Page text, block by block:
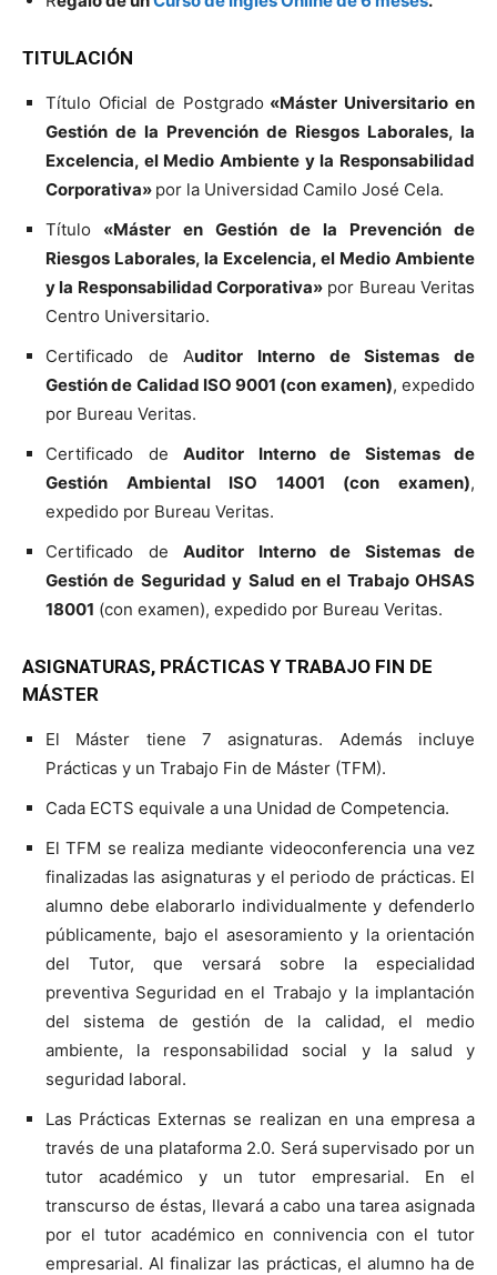
TITULACIÓN
Título Oficial de Postgrado «Máster Universitario en
Gestión de la Prevención de Riesgos Laborales, la
Excelencia, el Medio Ambiente y la Responsabilidad
Corporativa» por la Universidad Camilo José Cela.
Título «Máster en Gestión de la Prevención de
Riesgos Laborales, la Excelencia, el Medio Ambiente
y la Responsabilidad Corporativa» por Bureau Veritas
Centro Universitario.
Certificado de Auditor Interno de Sistemas de
Gestión de Calidad ISO 9001 (con examen), expedido
por Bureau Veritas.
Certificado de Auditor Interno de Sistemas de
Gestión Ambiental ISO 14001 (con examen),
expedido por Bureau Veritas.
Certificado de Auditor Interno de Sistemas de
Gestión de Seguridad y Salud en el Trabajo OHSAS
18001 (con examen), expedido por Bureau Veritas.
ASIGNATURAS, PRÁCTICAS Y TRABAJO FIN DE
MÁSTER
El Máster tiene 7 asignaturas. Además incluye
Prácticas y un Trabajo Fin de Máster (TFM).
Cada ECTS equivale a una Unidad de Competencia.
El TFM se realiza mediante videoconferencia una vez
finalizadas las asignaturas y el periodo de prácticas. El
alumno debe elaborarlo individualmente y defenderlo
públicamente, bajo el asesoramiento y la orientación
del Tutor, que versará sobre la especialidad
preventiva Seguridad en el Trabajo y la implantación
del sistema de gestión de la calidad, el medio
ambiente, la responsabilidad social y la salud y
seguridad laboral.
Las Prácticas Externas se realizan en una empresa a
través de una plataforma 2.0. Será supervisado por un
tutor académico y un tutor empresarial. En el
transcurso de éstas, llevará a cabo una tarea asignada
por el tutor académico en connivencia con el tutor
empresarial. Al finalizar las prácticas, el alumno ha de